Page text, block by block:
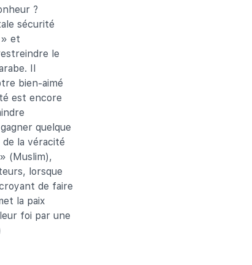
?
sécurité
» et
le
Il
bien-aimé
est encore
quelque
la véracité
(Muslim),
lorsque
de faire
la paix
foi par une